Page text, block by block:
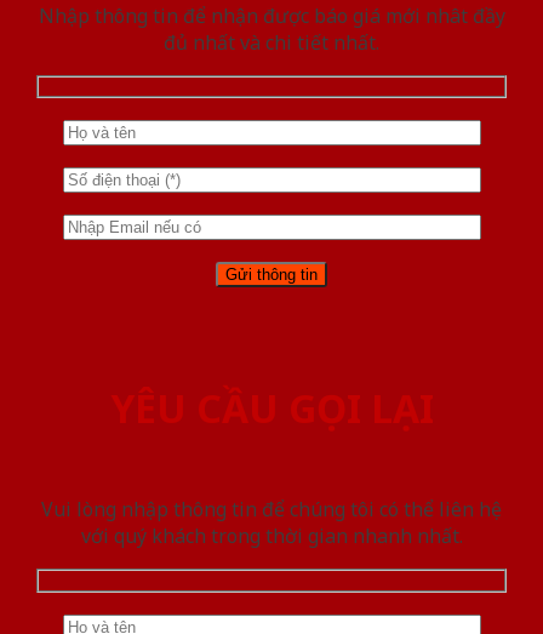
Nhập thông tin để nhận được báo giá mới nhât đầy
đủ nhất và chi tiết nhất.
YÊU CẦU GỌI LẠI
Vui lòng nhập thông tin để chúng tôi có thể liên hệ
với quý khách trong thời gian nhanh nhất.